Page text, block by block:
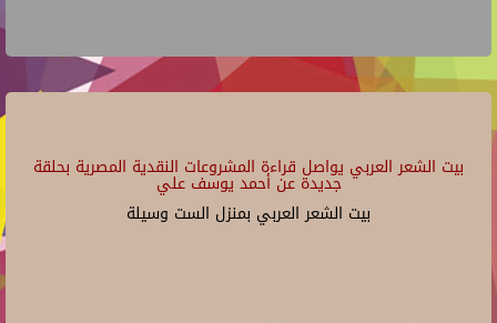
بيت الشعر العربي يواصل قراءة المشروعات النقدية المصرية بحلقة
جديدة عن أحمد يوسف علي
بيت الشعر العربي بمنزل الست وسيلة